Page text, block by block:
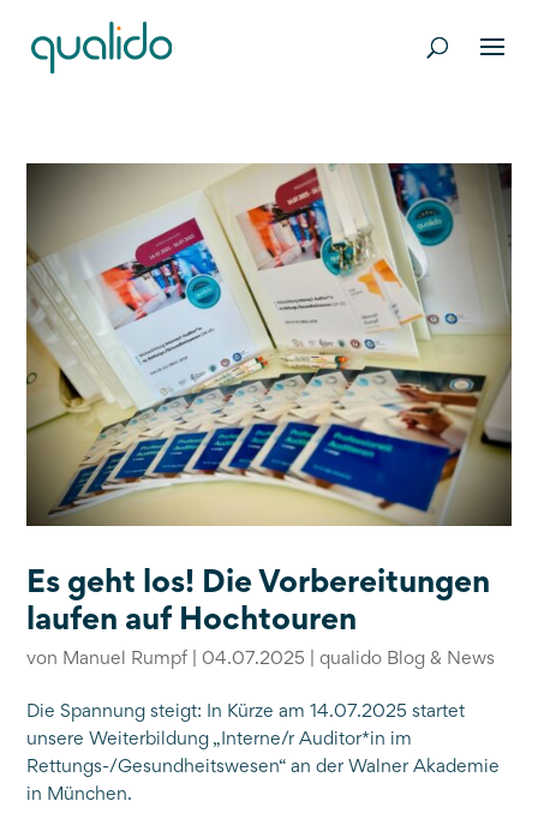
Es geht los! Die Vorbereitungen
laufen auf Hochtouren
von Manuel Rumpf |04.07.2025 |qualido Blog & News
Die Spannung steigt: In Kürze am 14.07.2025 startet
unsere Weiterbildung „Interne/r Auditor*in im
Rettungs-/Gesundheitswesen“ an der Walner Akademie
in München.